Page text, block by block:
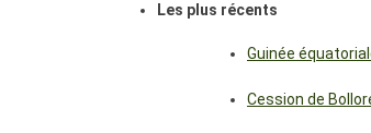
Les plus récents
Guinée
Cession de